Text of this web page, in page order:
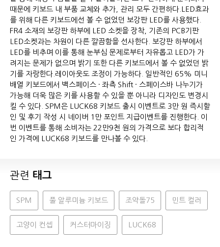
때문에 키보드 내 부품 교체와 추가, 관리 모두 간편하다.LED효과
를 위해 다른 키보드에선 볼 수 없었던 보강판 LED를 사용했다.
FR4 소재의 보강판 하부에 LED 소켓을 장착, 기존의 PCB기판
LED소켓과는 차원이 다른 깔끔함을 선사한다. 보강판 하부에서
LED를 비추며 이를 통해 눈부심 문제로부터 자유롭고 LED가 가
려지는 문제가 없으며 밝기 또한 다른 키보드에서 볼 수 없었던 밝
기를 자랑한다.레이아웃도 조정이 가능하다. 일반적인 65% 미니
배열 키보드에서 백스페이스 · 좌측 Shift · 스페이스바 나누기가
가능해 더욱 많은 키를 사용할 수 있을 뿐 아니라 디자인도 변경시
킬 수 있다. SPM은 LUCK68 키보드 출시 이벤트로 3만 원 즉시할
인 및 후기 작성 시 네이버 1만 포인트 지급이벤트를 진행한다. 이
번 이벤트를 통해 소비자는 22만9천 원의 가격으로 보다 합리적
인 가격에 LUCK68 키보드를 만나볼 수 있다.
관련 태그
SPM 풀 알루미늄 키보드 조약돌75 민트 컬러
고양이 컨셉 커스터마이징 LUCK68